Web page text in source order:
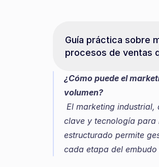
Guía práctica sobre
procesos de ventas
¿Cómo puede el
volumen?
clave y tecnología para
estructurado permite
cada etapa del embudo